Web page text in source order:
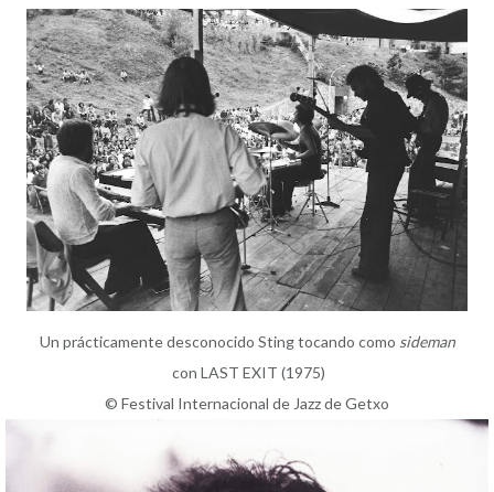
Un prácticamente desconocido Sting tocando como sideman
con LAST EXIT (1975)
© Festival Internacional de Jazz de Getxo